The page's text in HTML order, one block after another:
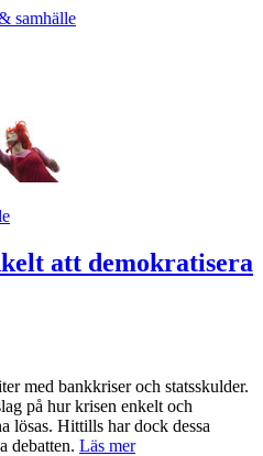
att demokratisera
med bankkriser och statsskulder.
på hur krisen enkelt och
lösas. Hittills har dock dessa
debatten. Läs mer